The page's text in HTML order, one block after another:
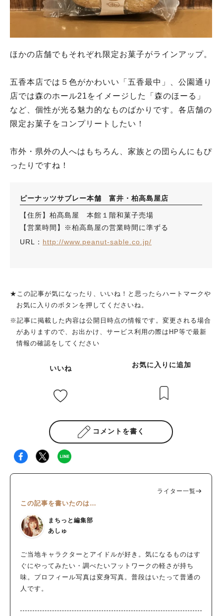
ほかの店舗でもそれぞれ限定お菓子がラインアップ。
五香本店では５色がかわいい「五香最中」、公園通り
店では森のホール21をイメージした「森のほーる」
など、個性が光る魅力的なものばかりです。各店舗の
限定お菓子をコンプリートしたい！
市外・県外の人へはもちろん、家族との団らんにもぴ
ったりですね！
ピーナッツサブレー本舗 富井・柏高島屋店
【住所】柏髙島屋 本館１階和菓子売場
【営業時間】※柏高島屋の営業時間に準ずる
URL： http://www.peanut-sable.co.jp/
★この記事が気になったり、いいね！と思ったらハートマークや
お気に入りのボタンを押してくださいね。
※記事に掲載した内容は公開日時点の情報です。変更される場合
がありますので、お出かけ、サービス利用の際はHP等で最新
情報の確認をしてください
いいね お気に入りに追加
コメントを書く
ライター一覧
この記事を書いたのは…
まちっと編集部
あしゅ
ご当地キャラクターとアイドルが好き。気になるものはす
ぐにやってみたい・調べたいフットワークの軽さが持ち
味。プロフィール写真は変身写真。普段はいたって普通の
人です。